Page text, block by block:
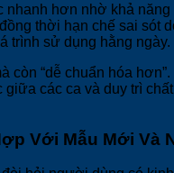
nhanh hơn nhờ khả
thời hạn chế sai sót
trình sử dụng hằng ngày.
còn “dễ chuẩn hóa
các ca và duy trì
Với Mẫu Mới Và